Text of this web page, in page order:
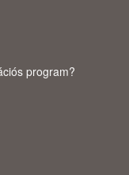
program?